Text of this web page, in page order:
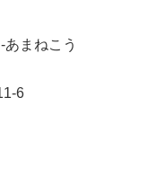
あまねこう
6